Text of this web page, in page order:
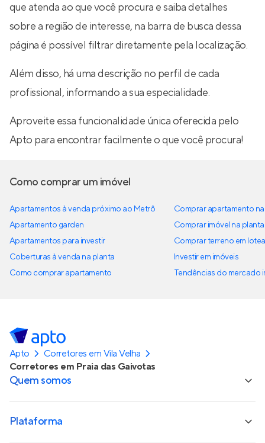
que atenda ao que você procura e saiba detalhes
sobre a região de interesse, na barra de busca dessa
página é possível filtrar diretamente pela localização.
Além disso, há uma descrição no perfil de cada
profissional, informando a sua especialidade.
Aproveite essa funcionalidade única oferecida pelo
Apto para encontrar facilmente o que você procura!
Como comprar um imóvel
Apartamentos à venda próximo ao Metrô
Apartamento garden
Apartamentos para investir
Coberturas à venda na planta
Como comprar apartamento
Comprar apartamento
Comprar imóvel na planta
Comprar terreno em
Investir em imóveis
Tendências do mercado
Apto
Corretores em Vila Velha
Corretores em Praia das Gaivotas
Quem somos
Plataforma